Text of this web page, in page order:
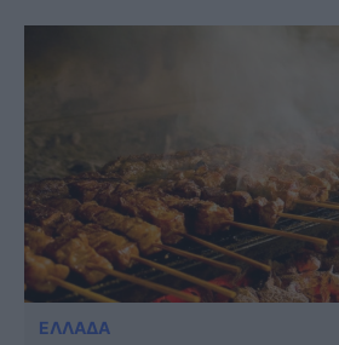
ΕΛΛΑΔΑ